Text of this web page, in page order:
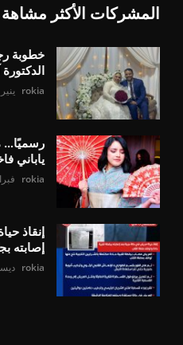
المشركات الأكثر مشاهة
خطوبة
rokia ينير 23, 2026
رسميًا…
ياباني
rokia
إنقاذ
إصابته
rokia